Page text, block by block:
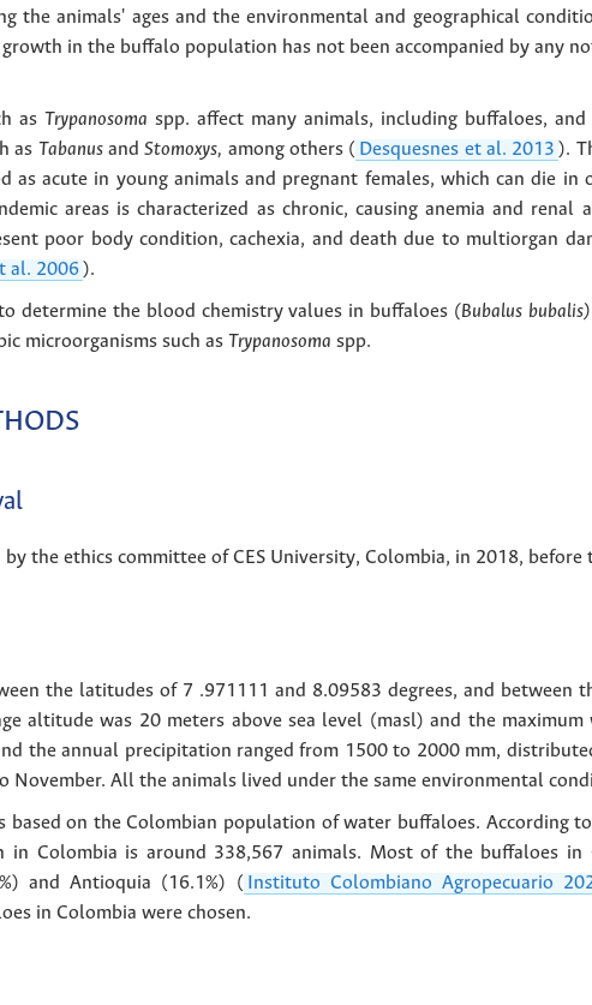
the animals' ages and the environmental and geographical
growth in the buffalo population has not been accompanied by any
as Trypanosoma spp. affect many animals, including buffaloes,
as TabanusandStomoxys, among others ( Desquesnes et al. 2013 ).
as acute in young animals and pregnant females, which can die in
areas is characterized as chronic, causing anemia and renal
poor body condition, cachexia, and death due to multiorgan
al. 2006 ).
determine the blood chemistry values in buffaloes (Bubalus bubalis)
microorganisms such as Trypanosoma spp.
the ethics committee of CES University, Colombia, in 2018,
the latitudes of 7 .971111 and 8.09583 degrees, and between
altitude was 20 meters above sea level (masl) and the maximum
the annual precipitation ranged from 1500 to 2000 mm,
November. All the animals lived under the same environmental
based on the Colombian population of water buffaloes. According
Colombia is around 338,567 animals. Most of the buffaloes in
and Antioquia (16.1%) ( Instituto Colombiano Agropecuario
in Colombia were chosen.